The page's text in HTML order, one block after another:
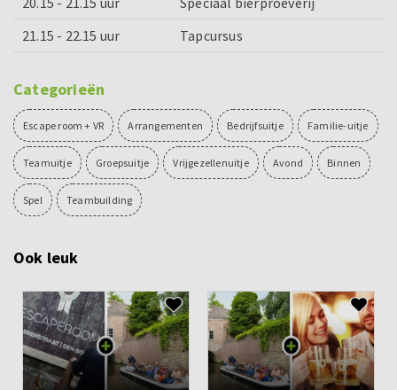
21.15 - 22.15 uur
Tapcursus
Categorieën
Escape room + VR Arrangementen Bedrijfsuitje Familie-uitje
Teamuitje Groepsuitje Vrijgezellenuitje Avond Binnen
Spel Teambuilding
Ook leuk